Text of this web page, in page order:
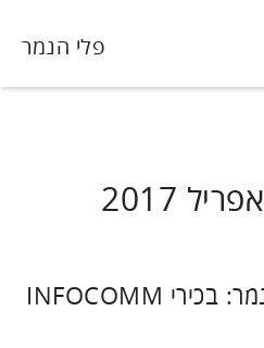
פלי הנמר
אפריל 2017
באו לבקר במאורת הנמר: בכירי INFOCOMM